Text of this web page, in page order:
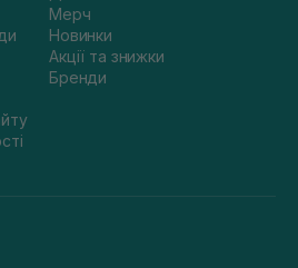
Мерч
Новинки
Акції та знижки
Бренди